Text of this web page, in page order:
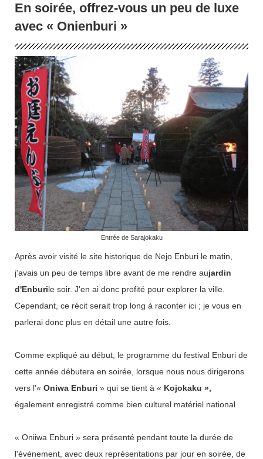
En soirée, offrez-vous un peu de luxe
avec « Onienburi »
Entrée de Sarajokaku
Après avoir visité le site historique de Nejo Enburi le matin,
j'avais un peu de temps libre avant de me rendre aujardin
d'Enburile soir. J'en ai donc profité pour explorer la ville.
Cependant, ce récit serait trop long à raconter ici ; je vous en
parlerai donc plus en détail une autre fois.
Comme expliqué au début, le programme du festival Enburi de
cette année débutera en soirée, lorsque nous nous dirigerons
vers l'« Oniwa Enburi » qui se tient à « Kojokaku »,
également enregistré comme bien culturel matériel national
« Oniiwa Enburi » sera présenté pendant toute la durée de
l'événement, avec deux représentations par jour en soirée, de